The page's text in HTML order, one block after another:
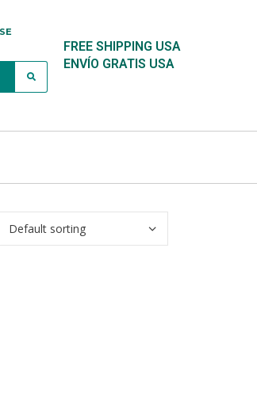
FREE SHIPPING USA
ENVÍO GRATIS USA